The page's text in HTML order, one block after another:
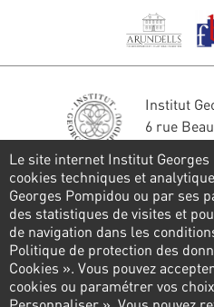
Institut
6 rue
Tél. : 01
Restons en
FORMULAIRE DE
Suivez-nous
Le site internet Institut
cookies techniques et
Georges Pompidou ou par ses
des statistiques de visites et
de navigation dans les
Politique de protection des
Cookies ». Vous pouvez
cookies ou paramétrer vos